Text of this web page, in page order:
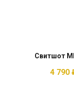
Свитшот
4 790